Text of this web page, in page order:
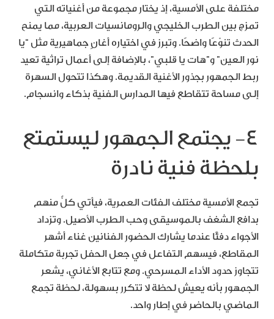
مختلفة على الأمسية، إذ يختار مجموعة من أغنياته التي
تمزج بين الطرب الخليجي والرومانسيات العربية، مما يمنح
الحدث تنوّعًا واضحًا. وتبرز في اختياره أغانٍ جماهيرية مثل “يا
نور العين” و”هات يا قلبي”، بالإضافة إلى أعمال تراثية تعيد
ربط الجمهور بجذور الأغنية القديمة. وهكذا تتحول السهرة
إلى مساحة تتقاطع فيها المدارس الفنية بذكاء وانسجام.
٤- يجتمع الجمهور ليستمتع
بلحظة فنية نادرة
تجمع الأمسية مختلف الفئات العمرية، فيأتي كلٌّ منهم
بدافع الشغف بالموسيقى وحب الطرب الأصيل. وتزداد
الأجواء دفئًا عندما يشارك الحضور الفنانين غناء أشهر
المقاطع، فيسهم التفاعل في جعل الحفل تجربة متكاملة
تتجاوز حدود الأداء المسرحي. ومع تتابع الأغاني، يشعر
الجمهور بأنه يعيش لحظة لا تتكرر بسهولة، لحظة تجمع
الماضي بالحاضر في إطار واحد.